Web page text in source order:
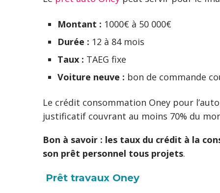
Montant : 1000€ à 50 000€
Durée : 12 à 84 mois
Taux : TAEG fixe
Voiture neuve : bon de commande
Le crédit consommation Oney pour
justificatif couvrant au moins 70% du
Bon à savoir : les taux du crédit à la
son prêt personnel tous projets.
Prêt travaux Oney